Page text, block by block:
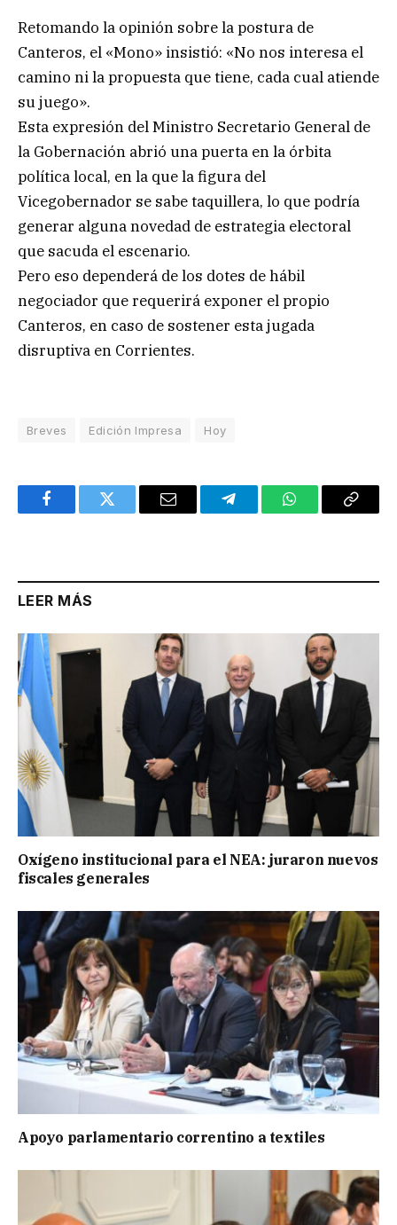
Retomando la opinión sobre la postura de
Canteros, el «Mono» insistió: «No nos interesa el
camino ni la propuesta que tiene, cada cual atiende
su juego».
Esta expresión del Ministro Secretario General de
la Gobernación abrió una puerta en la órbita
política local, en la que la figura del
Vicegobernador se sabe taquillera, lo que podría
generar alguna novedad de estrategia electoral
que sacuda el escenario.
Pero eso dependerá de los dotes de hábil
negociador que requerirá exponer el propio
Canteros, en caso de sostener esta jugada
disruptiva en Corrientes.
Breves Edición Impresa Hoy
FacebookTwitter Email TelegramWhatsAppCopy
LEER MÁS
Oxígeno institucional para el NEA: juraron nuevos
fiscales generales
Apoyo parlamentario correntino a textiles